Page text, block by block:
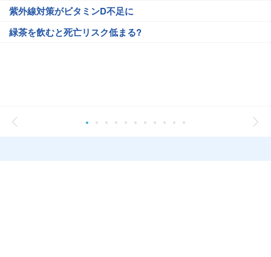
紫外線対策がビタミンD不足に
緑茶を飲むと死亡リスク低まる?